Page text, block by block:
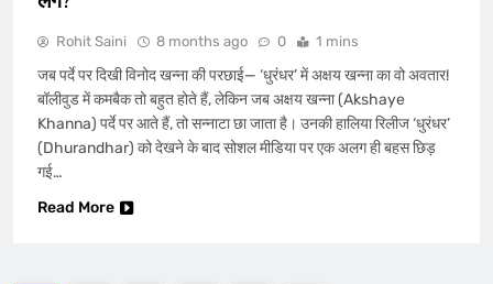
Rohit Saini 8 months ago 0 1 mins
जब पर्दे पर दिखी विनोद खन्ना की परछाई— ‘धुरंधर’ में अक्षय खन्ना का वो अवतार!
बॉलीवुड में कमबैक तो बहुत होते हैं, लेकिन जब अक्षय खन्ना (Akshaye
Khanna) पर्दे पर आते हैं, तो सन्नाटा छा जाता है। उनकी हालिया रिलीज ‘धुरंधर’
(Dhurandhar) को देखने के बाद सोशल मीडिया पर एक अलग ही बहस छिड़
गई…
Read More